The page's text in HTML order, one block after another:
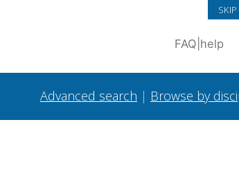
FAQ help
Advanced search | Browse by